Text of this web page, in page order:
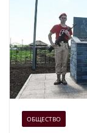
ОБЩЕСТВО